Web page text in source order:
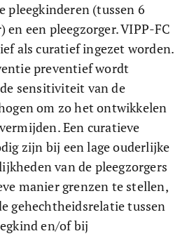
pleegkinderen (tussen 6
en een pleegzorger. VIPP-FC
als curatief ingezet worden.
preventief wordt
sensitiviteit van de
om zo het ontwikkelen
Een curatieve
zijn bij een lage ouderlijke
van de pleegzorgers
manier grenzen te stellen,
gehechtheidsrelatie tussen
en/of bij